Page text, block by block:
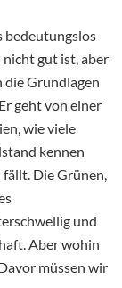
bedeutungslos
gut ist, aber
die Grundlagen
geht von einer
wie viele
kennen
Die Grünen,
und
Aber wohin
müssen wir